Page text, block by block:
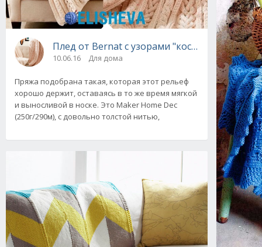
Плед от Bernat с узорами "косы" вязаный
10.06.16 Для дома
Пряжа подобрана такая, которая этот рельеф
хорошо держит, оставаясь в то же время мягкой
и выносливой в носке. Это Maker Home Dec
(250г/290м), с довольно толстой нитью,